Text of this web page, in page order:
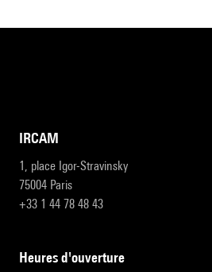
IRCAM
1, place Igor-Stravinsky
75004 Paris
+33 1 44 78 48 43
heures d'ouverture